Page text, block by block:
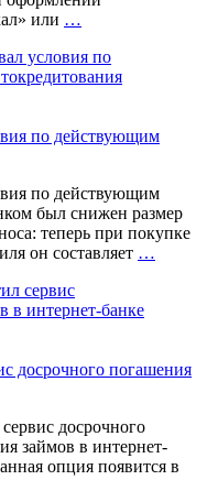
или …
по действующим
по действующим
был снижен размер
теперь при покупке
он составляет …
досрочного погашения
досрочного
займов в интернет-
опция появится в